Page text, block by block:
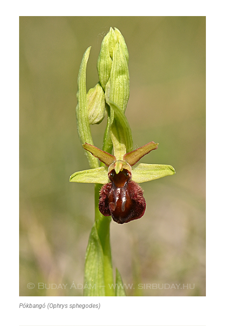
Pókbangó (Ophrys sphegodes)